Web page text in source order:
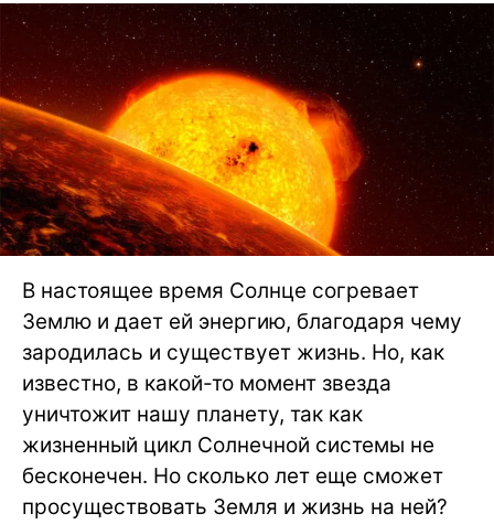
В настоящее время Солнце согревает
Землю и дает ей энергию, благодаря чему
зародилась и существует жизнь. Но, как
известно, в какой-то момент звезда
уничтожит нашу планету, так как
жизненный цикл Солнечной системы не
бесконечен. Но сколько лет еще сможет
просуществовать Земля и жизнь на ней?